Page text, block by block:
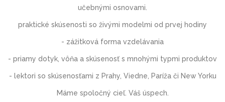
učebnými osnovami.
praktické skúsenosti so živými modelmi od prvej hodiny
- zážitková forma vzdelávania
- priamy dotyk, vôňa a skúsenosť s mnohými typmi produktov
- lektori so skúsenosťami z Prahy, Viedne, Paríža či New Yorku
Máme spoločný cieľ. Váš úspech.